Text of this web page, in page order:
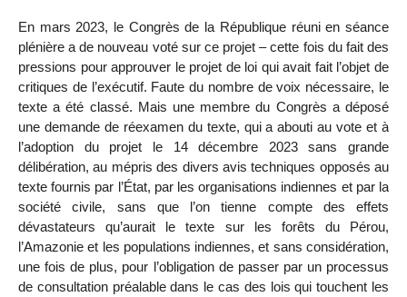
En mars 2023, le Congrès de la République réuni en séance
plénière a de nouveau voté sur ce projet – cette fois du fait des
pressions pour approuver le projet de loi qui avait fait l’objet de
critiques de l’exécutif. Faute du nombre de voix nécessaire, le
texte a été classé. Mais une membre du Congrès a déposé
une demande de réexamen du texte, qui a abouti au vote et à
l’adoption du projet le 14 décembre 2023 sans grande
délibération, au mépris des divers avis techniques opposés au
texte fournis par l’État, par les organisations indiennes et par la
société civile, sans que l’on tienne compte des effets
dévastateurs qu’aurait le texte sur les forêts du Pérou,
l’Amazonie et les populations indiennes, et sans considération,
une fois de plus, pour l’obligation de passer par un processus
de consultation préalable dans le cas des lois qui touchent les